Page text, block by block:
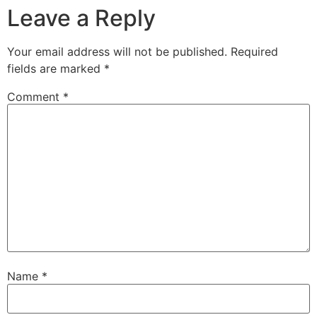
Leave a Reply
Your email address will not be published. Required
fields are marked *
Comment *
Name *